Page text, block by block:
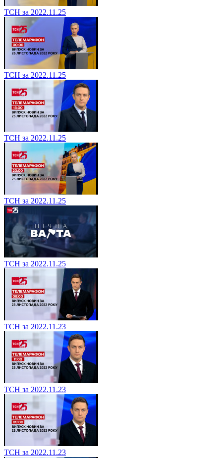
ТСН за 2022.11.25
ТСН за 2022.11.25
ТСН за 2022.11.25
ТСН за 2022.11.25
ТСН за 2022.11.25
ТСН за 2022.11.23
ТСН за 2022.11.23
ТСН за 2022.11.23